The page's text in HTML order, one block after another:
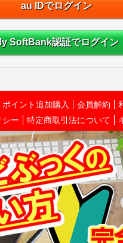
au IDでログイン
SoftBank認証でログイン
ポイント追加購入 会員解約
シー 特定商取引法について